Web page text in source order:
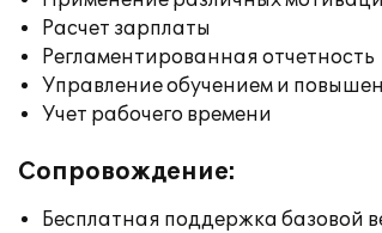
Расчет зарплаты
Регламентированная отчетность
Управление обучением и
Учет рабочего времени
Сопровождение:
Бесплатная поддержка базовой